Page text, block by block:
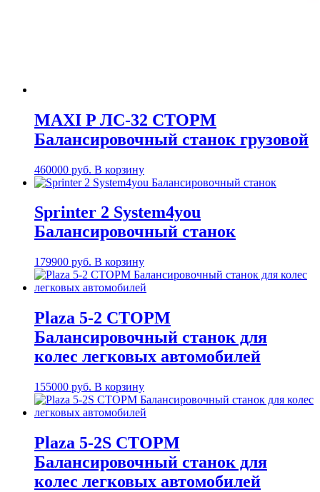
MAXI P ЛС-32 СТОРМ
Балансировочный станок грузовой
460000 руб. В корзину
Sprinter 2 System4you
Балансировочный станок
179900 руб. В корзину
Plaza 5-2 СТОРМ
Балансировочный станок для
колес легковых автомобилей
155000 руб. В корзину
Plaza 5-2S СТОРМ
Балансировочный станок для
колес легковых автомобилей